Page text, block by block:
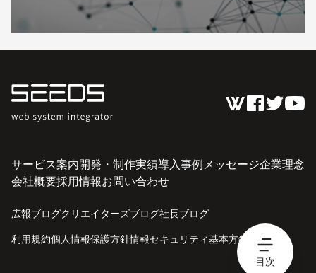
サービス案内開発・制作実績導入事例メッセージ企業理念
会社概要採用情報お問い合わせ
広報ブログクリエイターズブログ社長ブログ
利用規約個人情報保護方針情報セキュリティ基本方針
目次